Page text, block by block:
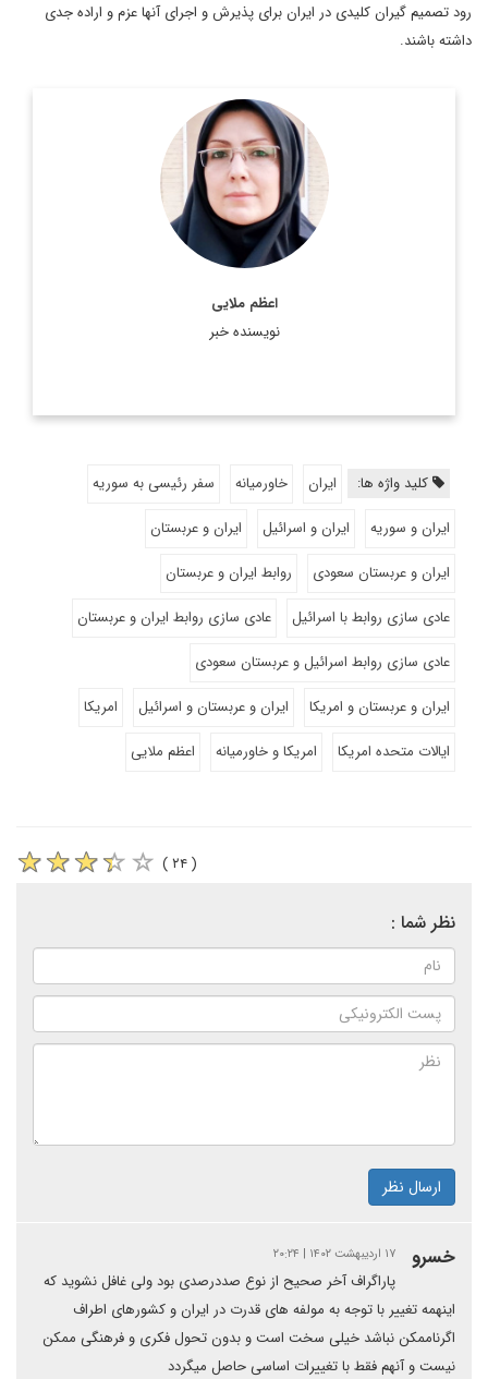
رود تصمیم گیران کلیدی در ایران برای پذیرش و اجرای آنها عزم و اراده جدی
داشته باشند.
اعظم ملایی
نویسنده خبر
استاد دانشگاه و پژوهشگر روابط بین الملل
اطلاعات بیشتر
کلید واژه ها: ایران خاورمیانه
سفر رئیسی به سوریه
ایران و سوریه
ایران و اسرائیل
ایران و عربستان
ایران و عربستان سعودی
روابط ایران و عربستان
عادی سازی روابط با اسرائیل
عادی سازی روابط ایران و عربستان
عادی سازی روابط اسرائیل و عربستان سعودی
ایران و عربستان و امریکا
ایران و عربستان و اسرائیل
امریکا
ایالات متحده امریکا
امریکا و خاورمیانه اعظم ملایی
( ۲۴ )
نظر شما :
ارسال نظر
خسرو ۱۷ اردیبهشت ۱۴۰۲ | ۲۰:۲۴
پاراگراف آخر صحیح از نوع صددرصدی بود ولی غافل نشوید که
اینهمه تغییر با توجه به مولفه های قدرت در ایران و کشورهای اطراف
اگرناممکن نباشد خیلی سخت است و بدون تحول فکری و فرهنگی ممکن
نیست و آنهم فقط با تغییرات اساسی حاصل میگردد